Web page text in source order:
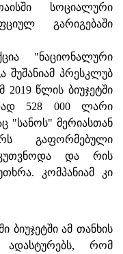
სოციალური
გარიგებაში
"ნაციონალური
შუშანიამ პრესკლუბ
2019 წლის ბიუჯეტში
528 000 ლარი
"სანოს" მერიასთან
გაფორმებული
და რის
კომპანიამ კი
ბიუჯეტში ამ თანხის
რომ